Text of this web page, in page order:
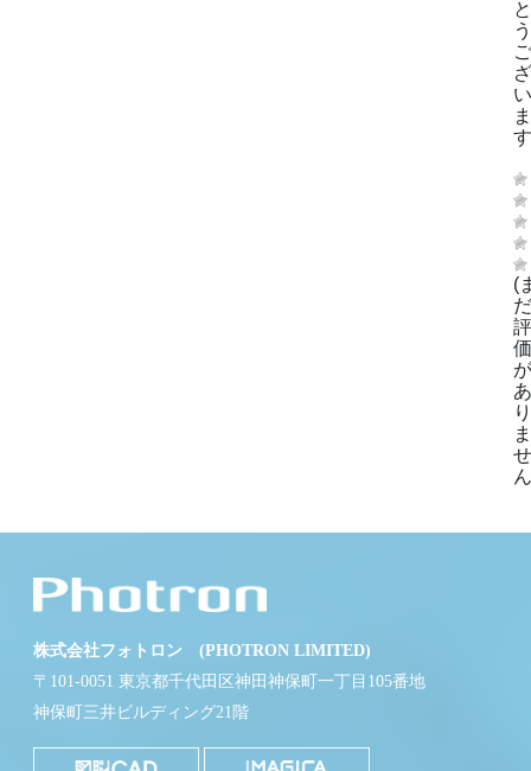
と
う
ご
ざ
い
ま
(
だ
評
価
が
あ
り
ま
せ
株式会社フォトロン (PHOTRON LIMITED)
〒101-0051 東京都千代田区神田神保町一丁目105番地
神保町三井ビルディング21階